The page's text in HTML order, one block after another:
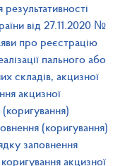
від 27.11.2020 №
про реєстрацію
пального або
складів, акцизної
акцизної
(коригування)
заповнення
акцизної